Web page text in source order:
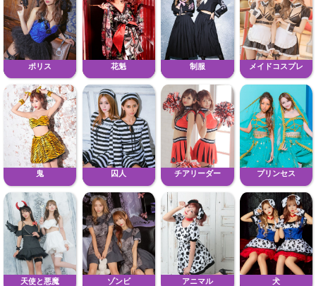
ポリス 花魁 制服 メイドコスプレ
鬼 囚人 チアリーダー プリンセス
天使と悪魔 ゾンビ アニマル 犬